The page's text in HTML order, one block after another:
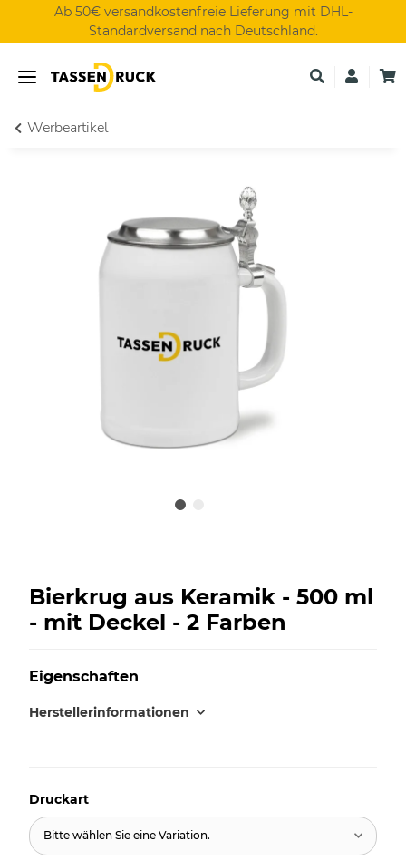
Ab 50€ versandkostenfreie Lieferung mit DHL-
Standardversand nach Deutschland.
Werbeartikel
Bierkrug aus Keramik - 500 ml
- mit Deckel - 2 Farben
Eigenschaften
Herstellerinformationen
Druckart
Bitte wählen Sie eine Variation.